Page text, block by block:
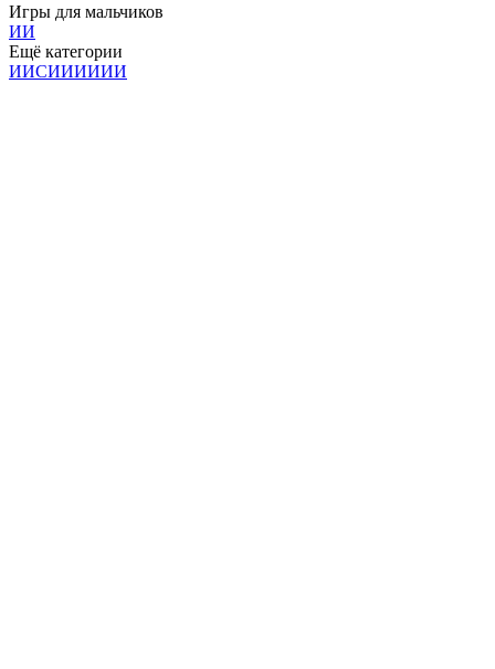
Игры для мальчиков
ИИ
Ещё категории
ИИСИИИИИИ